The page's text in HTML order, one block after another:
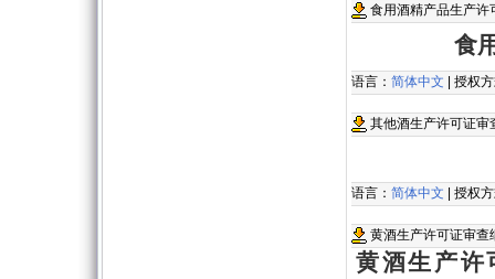
食用酒精产品生产
食
语言： 简体中文 | 授权
其他酒生产许可证
语言： 简体中文 | 授权
黄酒生产许可证审查
黄酒生产许